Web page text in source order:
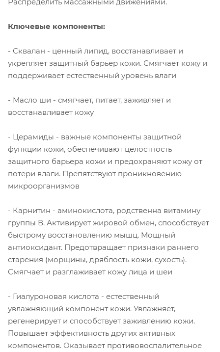
Ключевые компоненты:
- Сквалан - ценный липид, восстанавливает и
укрепляет защитный барьер кожи. Смягчает кожу и
поддерживает естественный уровень влаги
- Масло ши - смягчает, питает, заживляет и
восстанавливает кожу
- Церамиды - важные компоненты защитной
функции кожи, обеспечивают целостность
защитного барьера кожи и предохраняют кожу от
потери влаги. Препятствуют проникновению
микроорганизмов
- Карнитин - аминокислота, родственна витамину
группы В. Активирует жировой обмен, способствует
быстрому восстановлению мышц. Мощный
антиоксидант. Предотвращает признаки раннего
старения (морщины, дряблость кожи, сухость).
Смягчает и разглаживает кожу лица и шеи
- Гиалуроновая кислота - естественный
увлажняющий компонент кожи. Увлажняет,
регенерирует и способствует заживлению кожи.
Повышает эффективность других активных
компонентов. Оказывает противовоспалительное